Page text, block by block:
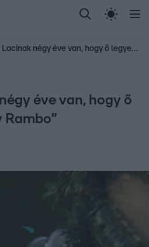
Randi Celeb vagyok,
Most Wanted Gallusz
Gáspár Lacinak négy éve van, hogy ő legyen a „cigány Rambo”
éve van, hogy ő
Rambo”